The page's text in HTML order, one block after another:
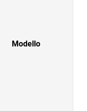
Modello